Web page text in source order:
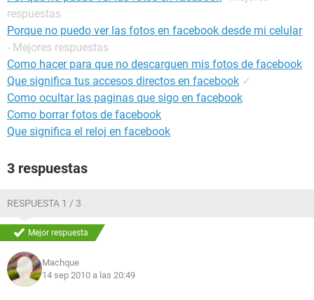
respuestas
Porque no puedo ver las fotos en facebook desde mi celular
- Mejores respuestas
Como hacer para que no descarguen mis fotos de facebook
Que significa tus accesos directos en facebook ✓
Como ocultar las paginas que sigo en facebook
Como borrar fotos de facebook
Que significa el reloj en facebook
3 respuestas
RESPUESTA 1 / 3
Mejor respuesta
Machque
14 sep 2010 a las 20:49